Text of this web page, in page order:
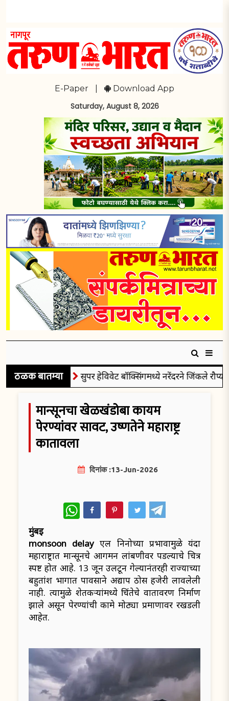
E-Paper Download App
Saturday, August 8, 2026
ठळक बातम्यासुपर हेविवेट बॉक्सिंगमध्ये नरेंदरने जिंकले रौप्यपदक
मान्सूनचा खेळखंडोबा कायम
पेरण्यांवर सावट, उष्णतेने महाराष्ट्र
कातावला
दिनांक :13-Jun-2026
WhatsApp
मुंबई
monsoon delayएल निनोच्या प्रभावामुळे यंदा
महाराष्ट्रात मान्सूनचे आगमन लांबणीवर पडल्याचे चित्र
स्पष्ट होत आहे. 13 जून उलटून गेल्यानंतरही राज्याच्या
बहुतांश भागात पावसाने अद्याप ठोस हजेरी लावलेली
नाही. त्यामुळे शेतकऱ्यांमध्ये चिंतेचे वातावरण निर्माण
झाले असून पेरण्यांची कामे मोठ्या प्रमाणावर रखडली
आहेत.